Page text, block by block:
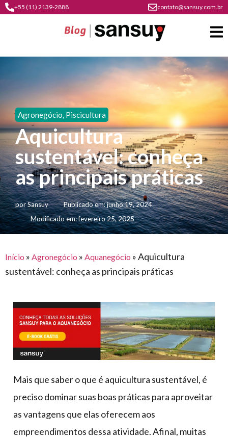
+55 (11) 2139-2888 contato@sansuy.com.br
A
Sansuy
contato
cultura
do
plástico
institucional
materiais
gratuitos
eventos
Agronegócio
psicultura
soluções
em
água
soluções
para
agronegócio
Coberturas
barracas
sansuy
barracas
de
toldos
Indústria
comunicação
visual
construção
civil
mercado
automotivo
móveis,
calçados,
epi's
e
multiúso
Transporte
e logística
armazenagem
lonas
de
caminhoneiro
Agronegócio, Piscicultura
Aquicultura
sustentável: conheça
as principais práticas
porSansuy Publicado em:junho 19, 2024
Modificado em: fevereiro 25, 2025
Início » Agronegócio » Aquanegócio »Aquicultura
sustentável: conheça as principais práticas
Mais que saber o que é aquicultura sustentável, é
preciso dominar suas boas práticas para aproveitar
as vantagens que elas oferecem aos
empreendimentos dessa atividade. Afinal, muitas